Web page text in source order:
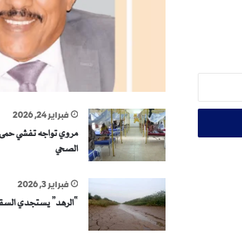
فبراير 24, 2026
مروي تواجه تفشي حمى
الصحي
فبراير 3, 2026
“الرهد” يستجدي السقيا و40 قرية مهددة